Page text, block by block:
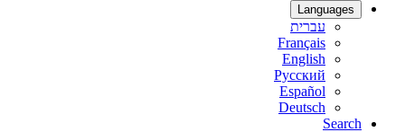
Languages
עברית
Français
English
Русский
Español
Deutsch
Search